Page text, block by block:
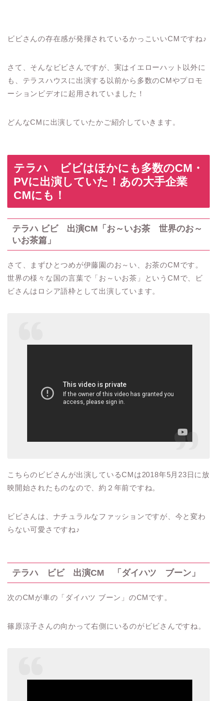
ビビさんの存在感が発揮されているかっこいいCMですね♪
さて、そんなビビさんですが、実はイエローハット以外に
も、テラスハウスに出演する以前から多数のCMやプロモ
ーションビデオに起用されていました！
どんなCMに出演していたかご紹介していきます。
テラハ ビビはほかにも多数のCM ・
PVに出演していた！あの大手企業
CMにも！
テラハ ビビ 出演CM 「お～いお茶 世界のお～
いお茶篇」
さて、まずひとつめが伊藤園のお～い、お茶のCM です。
世界の様々な国の言葉で「お～いお茶」という CM で、ビ
ビさんはロシア語枠として出演しています。
こちらのビビさんが出演しているCMは2018年5月23日に放
映開始されたものなので、約２年前ですね。
ビビさんは、ナチュラルなファッションですが、今と変わ
らない可愛さですね♪
テラハ ビビ 出演CM 「ダイハツ ブーン」
次のCMが車の「ダイハツ ブーン」のCMです。
篠原涼子さんの向かって右側にいるのがビビさんですね。